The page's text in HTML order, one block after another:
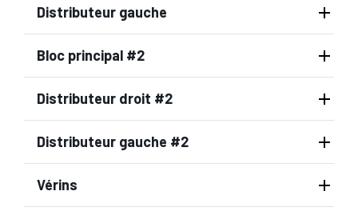
Distributeur gauche
Bloc principal #2
Distributeur droit #2
Distributeur gauche #2
Vérins